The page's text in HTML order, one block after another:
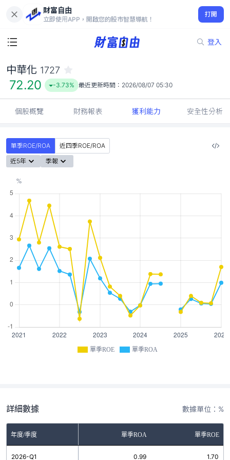
財富自由
立即使用APP，開啟您的股市智慧導航！
打開
登入
72.20
-3.73%
中華化 1727
72.20 -3.73% 最近更新時間： 2026/08/07 05:30
個股概覽 財務報表 獲利能力 安全性分析
單季ROE/ROA
近四季ROE/ROA
近5年
季報
單季ROE 單季ROA
詳細數據 數據單位：%
年度/季度 單季ROA 單季ROE
2026-Q1 0.99 1.70